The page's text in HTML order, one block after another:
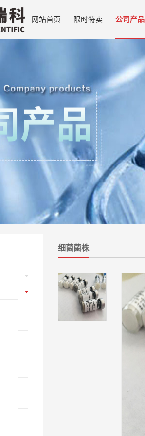
网站首页 限时特卖 公司产品
细菌菌株